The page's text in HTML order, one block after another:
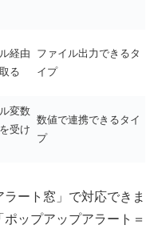
経由
る
ファイル出力できるタ
イプ
変数
受け
数値で連携できるタイ
プ
ート窓」で対応できま
ップアップアラート＝